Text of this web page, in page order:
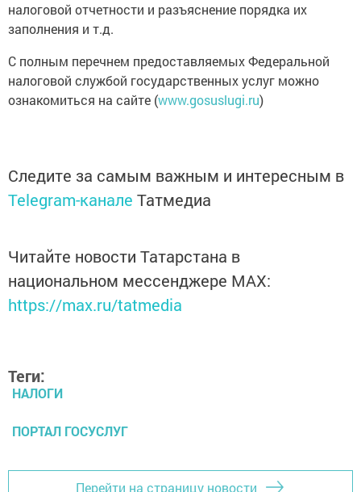
налоговой отчетности и разъяснение порядка их
заполнения и т.д.
С полным перечнем предоставляемых Федеральной
налоговой службой государственных услуг можно
ознакомиться на сайте (www.gosuslugi.ru)
Следите за самым важным и интересным в
Telegram-канале Татмедиа
Читайте новости Татарстана в
национальном мессенджере MАХ:
https://max.ru/tatmedia
Теги:
НАЛОГИ
ПОРТАЛ ГОСУСЛУГ
Перейти на страницу новости